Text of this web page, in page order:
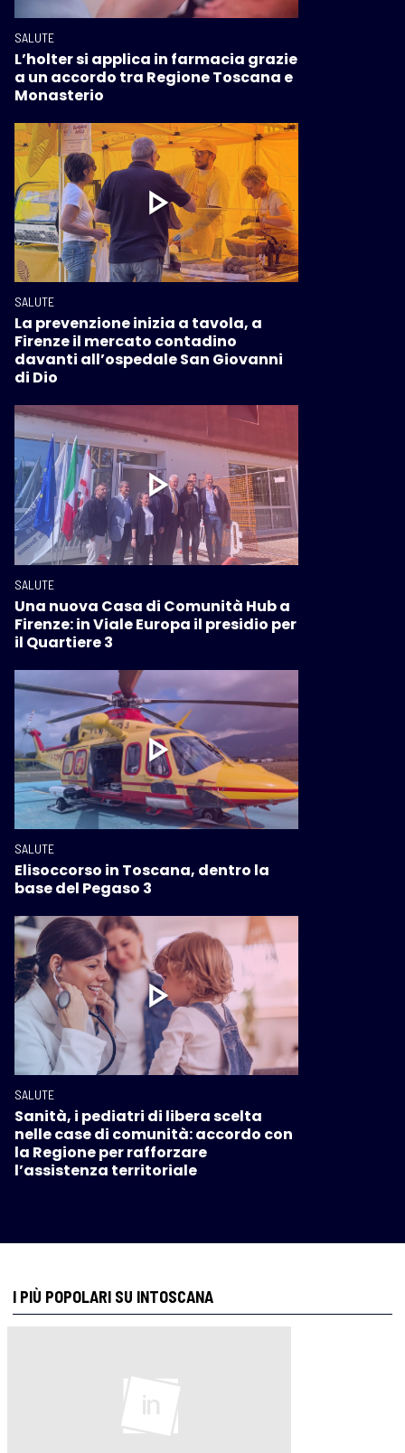
SALUTE
L’holter si applica in farmacia grazie
a un accordo tra Regione Toscana e
Monasterio
SALUTE
La prevenzione inizia a tavola, a
Firenze il mercato contadino
davanti all’ospedale San Giovanni
di Dio
SALUTE
Una nuova Casa di Comunità Hub a
Firenze: in Viale Europa il presidio per
il Quartiere 3
SALUTE
Elisoccorso in Toscana, dentro la
base del Pegaso 3
SALUTE
Sanità, i pediatri di libera scelta
nelle case di comunità: accordo con
la Regione per rafforzare
l’assistenza territoriale
I PIÙ POPOLARI SU INTOSCANA